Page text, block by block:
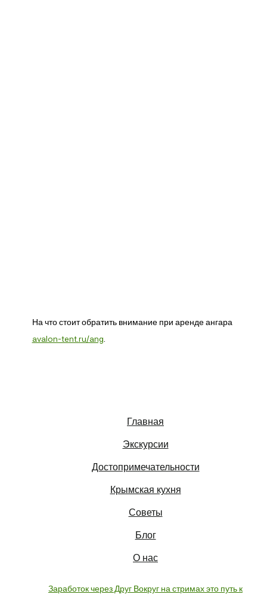
На что стоит обратить внимание при аренде ангара
avalon-tent.ru/ang
Главная
Экскурсии
Достопримечательности
Крымская кухня
Советы
Блог
О нас
Заработок через Друг Вокруг на стримах это путь к